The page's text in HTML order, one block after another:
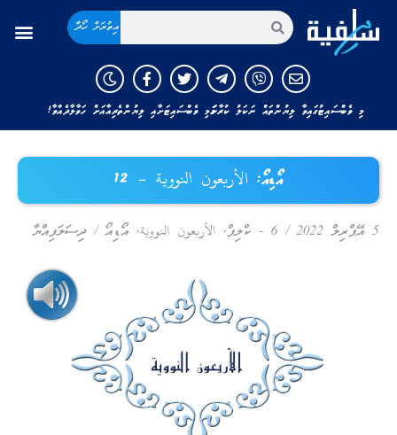
އިތުރަށް ހޯދާ
މި ވެބްސައިޓުގައިވާ ލިޔުންތައް ނަކަލު ކުރާނަމަ މި ވެބްސައިޓަށާއި ލިޔުންތެރިއާއަށް ހަވާލާދެއްވާ!
އޯޑިއޯ: الأربعون النووية – 12
5 އޭޕްރިލް 2022 / 6 - ކްލިޕް , الأربعون النووية, އޯޑިއޯ / ދިސަލަފިއްޔާ